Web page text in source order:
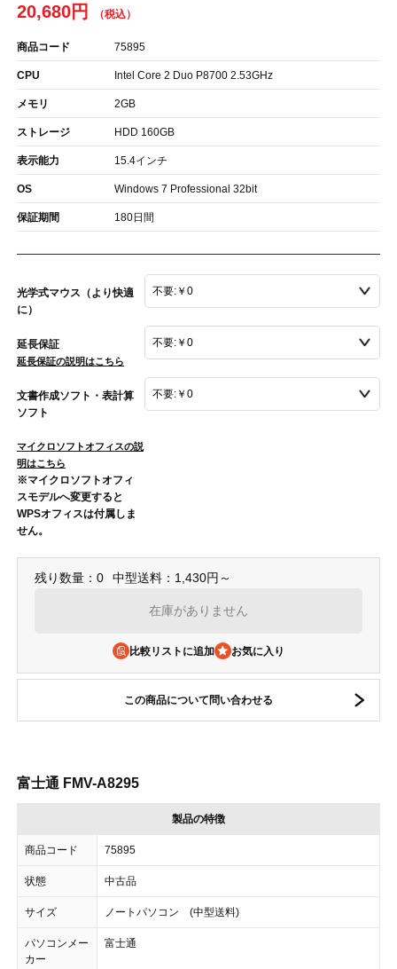
20,680円
商品コード 75895
CPU Intel Core 2 Duo P8700 2.53GHz
メモリ 2GB
ストレージ HDD 160GB
表示能力 15.4インチ
OS Windows 7 Professional 32bit
保証期間 180日間
光学式マウス（より快適
に）
延長保証
延長保証の説明はこちら
文書作成ソフト・表計算
ソフト
マイクロソフトオフィスの説
明はこちら
※マイクロソフトオフィ
スモデルへ変更すると
WPSオフィスは付属しま
せん。
残り数量：0 中型送料：1,430円～
在庫がありません
比較リストに追加
この商品について問い合わせる
富士通 FMV-A8295
製品の特徴
商品コード 75895
状態 中古品
サイズ ノートパソコン (中型送料)
パソコンメー
カー
富士通